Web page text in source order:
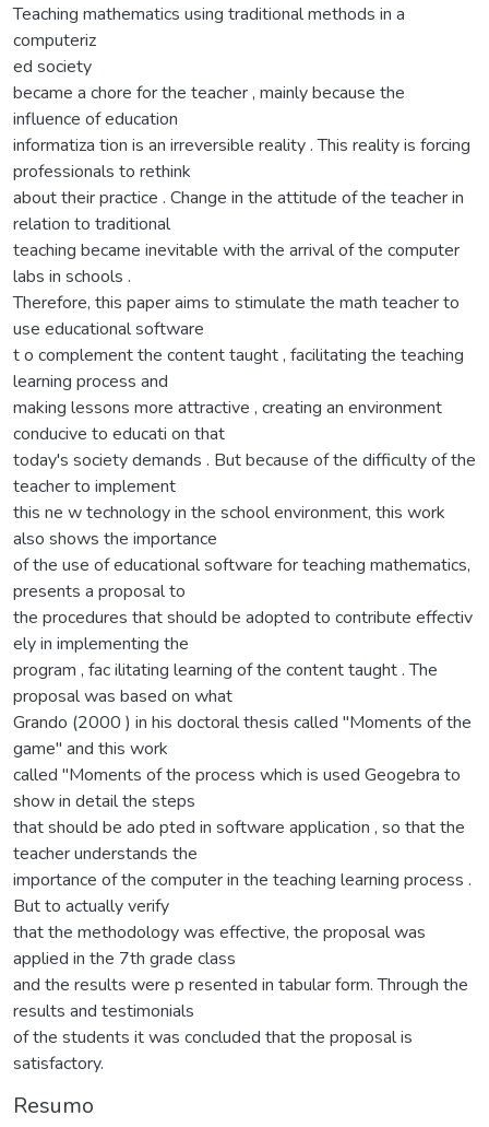
Teaching mathematics using traditional methods in a
computeriz
ed society
became a chore for the teacher , mainly because the
influence of education
informatiza tion is an irreversible reality . This reality is forcing
professionals to rethink
about their practice . Change in the attitude of the teacher in
relation to traditional
teaching became inevitable with the arrival of the computer
labs in schools .
Therefore, this paper aims to stimulate the math teacher to
use educational software
t o complement the content taught , facilitating the teaching
learning process and
making lessons more attractive , creating an environment
conducive to educati on that
today's society demands . But because of the difficulty of the
teacher to implement
this ne w technology in the school environment, this work
also shows the importance
of the use of educational software for teaching mathematics,
presents a proposal to
the procedures that should be adopted to contribute effectiv
ely in implementing the
program , fac ilitating learning of the content taught . The
proposal was based on what
Grando (2000 ) in his doctoral thesis called "Moments of the
game" and this work
called "Moments of the process which is used Geogebra to
show in detail the steps
that should be ado pted in software application , so that the
teacher understands the
importance of the computer in the teaching learning process .
But to actually verify
that the methodology was effective, the proposal was
applied in the 7th grade class
and the results were p resented in tabular form. Through the
results and testimonials
of the students it was concluded that the proposal is
satisfactory.
Resumo